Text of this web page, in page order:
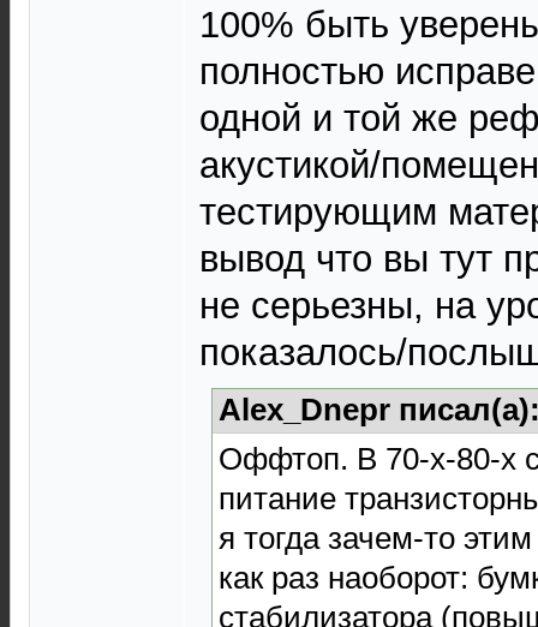
100% быть
полностью
одной и той же
акустикой/
тестирующим
вывод что вы тут
не серьезны, на
показалось/
Alex_Dnepr
Оффтоп. В 70-х-80-х
питание
я тогда зачем-то
как раз наоборот:
стабилизатора